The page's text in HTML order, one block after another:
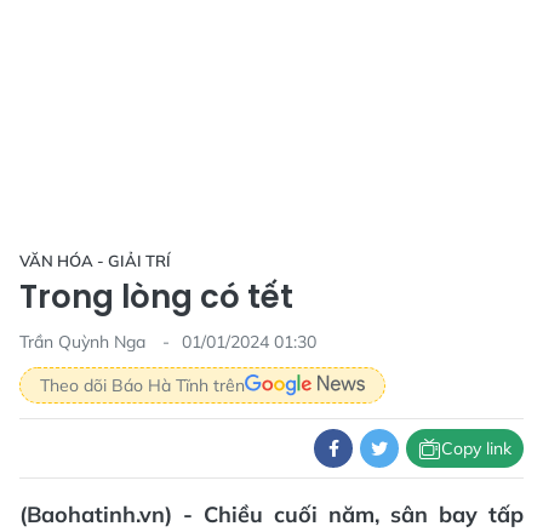
VĂN HÓA - GIẢI TRÍ
Trong lòng có tết
Trần Quỳnh Nga
01/01/2024 01:30
Theo dõi Báo Hà Tĩnh trên
Copy link
(Baohatinh.vn) - Chiều cuối năm, sân bay tấp